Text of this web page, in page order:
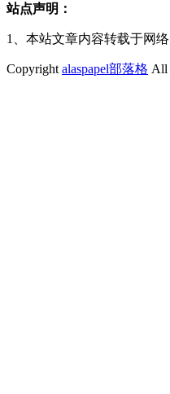
站点声明：
1、本站文章内容转载于网
Copyright alaspapel部落格 All